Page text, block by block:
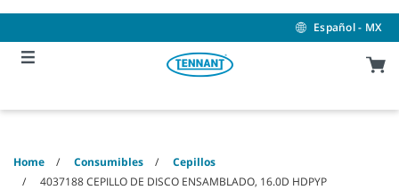
content
navigation
menu
Español - MX
Home Consumibles
Cepillos
4037188 CEPILLO DE DISCO ENSAMBLADO, 16.0D HDPYP